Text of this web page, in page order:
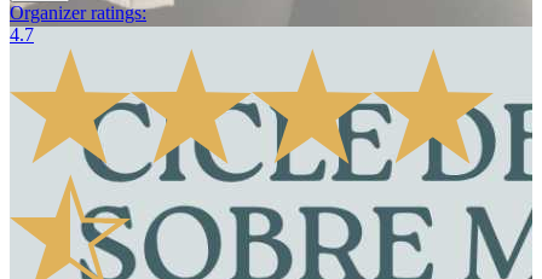
Organizer ratings:
4.7